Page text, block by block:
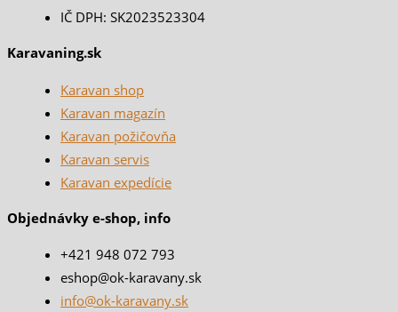
IČ DPH: SK2023523304
Karavaning.sk
Karavan shop
Karavan magazín
Karavan požičovňa
Karavan servis
Karavan expedície
Objednávky e-shop, info
+421 948 072 793
eshop@ok-karavany.sk
info@ok-karavany.sk